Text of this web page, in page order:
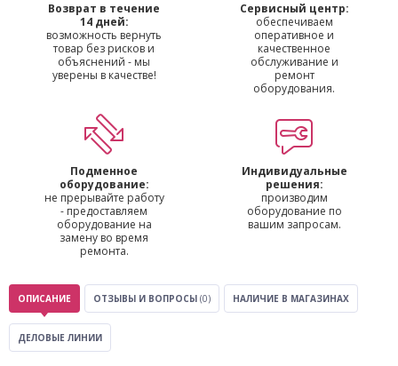
Возврат в течение
14 дней:
возможность вернуть
товар без рисков и
объяснений - мы
уверены в качестве!
Сервисный центр:
обеспечиваем
оперативное и
качественное
обслуживание и
ремонт
оборудования.
Подменное
оборудование:
не прерывайте работу
- предоставляем
оборудование на
замену во время
ремонта.
Индивидуальные
решения:
производим
оборудование по
вашим запросам.
ОПИСАНИЕ ОТЗЫВЫ И ВОПРОСЫ (0) НАЛИЧИЕ В МАГАЗИНАХ
ДЕЛОВЫЕ ЛИНИИ